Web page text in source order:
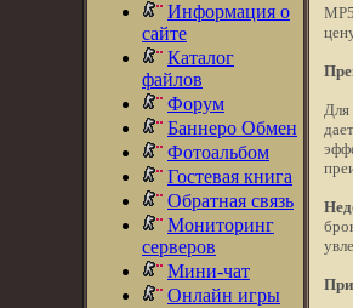
Информация о
сайте
Каталог
файлов
Форум
Баннеро Обмен
Фотоальбом
Гостевая книга
Обратная связь
Мониторинг
серверов
Мини-чат
Онлайн игры
Для